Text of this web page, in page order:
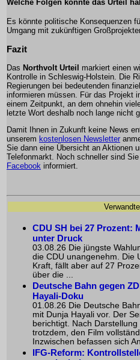
Welche Folgen könnte das Urteil
Es könnte politische Konsequenzen
Umgang mit zukünftigen
Fazit
Das Northvolt Urteil
markiert einen
Kontrolle in Schleswig-Holstein. Die
Regierungen bei bedeutenden
informieren müssen. Für das Projekt
einem Zeitpunkt, an dem ohnehin
letzte Wort deshalb noch lange nicht
Damit Ihnen in Zukunft keine News
unserem kostenlosen Newsletter
Sie dann eine Übersicht an Aktionen
Telefonmarkt. Noch schneller sind
Facebook informiert.
CDU SH bei 27 Prozent:
unter Druck
03.08.26 Die jüngste
die CDU unangenehm. Die
Kraft, fällt aber auf 27
über die ...
Deutsche Bahn gegen
Hayali-Doku
01.08.26 Die Deutsche
mit Dunja Hayali vor. Der
berichtigt. Nach
trotzdem, den Film
Inzwischen befassen sich
IFG-Reform: